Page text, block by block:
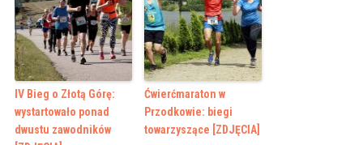
IV Bieg o Złotą Górę:
wystartowało ponad
dwustu zawodników
Ćwierćmaraton w
Przodkowie: biegi
towarzyszące [ZDJĘCIA]